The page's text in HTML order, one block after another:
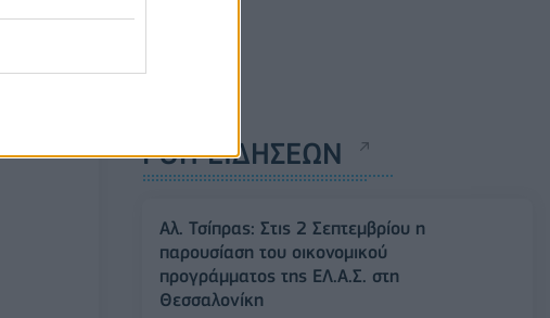
ΡΟΗ ΕΙΔΗΣΕΩΝ
Αλ. Τσίπρας: Στις 2 Σεπτεμβρίου η
παρουσίαση του οικονομικού
προγράμματος της ΕΛ.Α.Σ. στη
Θεσσαλονίκη